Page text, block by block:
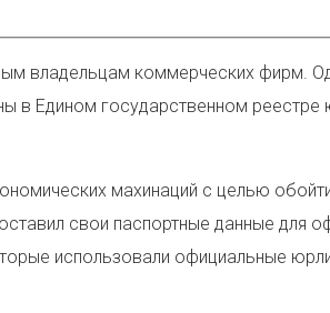
владельцам коммерческих фирм.
в Едином государственном реестре
махинаций с целью
свои паспортные данные для
использовали официальные